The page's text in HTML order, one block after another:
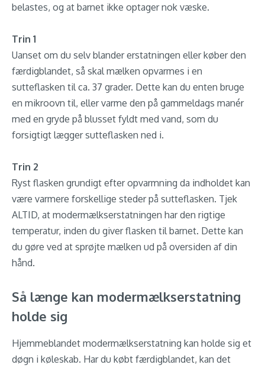
belastes, og at barnet ikke optager nok væske.
Trin 1
Uanset om du selv blander erstatningen eller køber den
færdigblandet, så skal mælken opvarmes i en
sutteflasken til ca. 37 grader. Dette kan du enten bruge
en mikroovn til, eller varme den på gammeldags manér
med en gryde på blusset fyldt med vand, som du
forsigtigt lægger sutteflasken ned i.
Trin 2
Ryst flasken grundigt efter opvarmning da indholdet kan
være varmere forskellige steder på sutteflasken. Tjek
ALTID, at modermælkserstatningen har den rigtige
temperatur, inden du giver flasken til barnet. Dette kan
du gøre ved at sprøjte mælken ud på oversiden af din
hånd.
Så længe kan modermælkserstatning
holde sig
Hjemmeblandet modermælkserstatning kan holde sig et
døgn i køleskab. Har du købt færdigblandet, kan det